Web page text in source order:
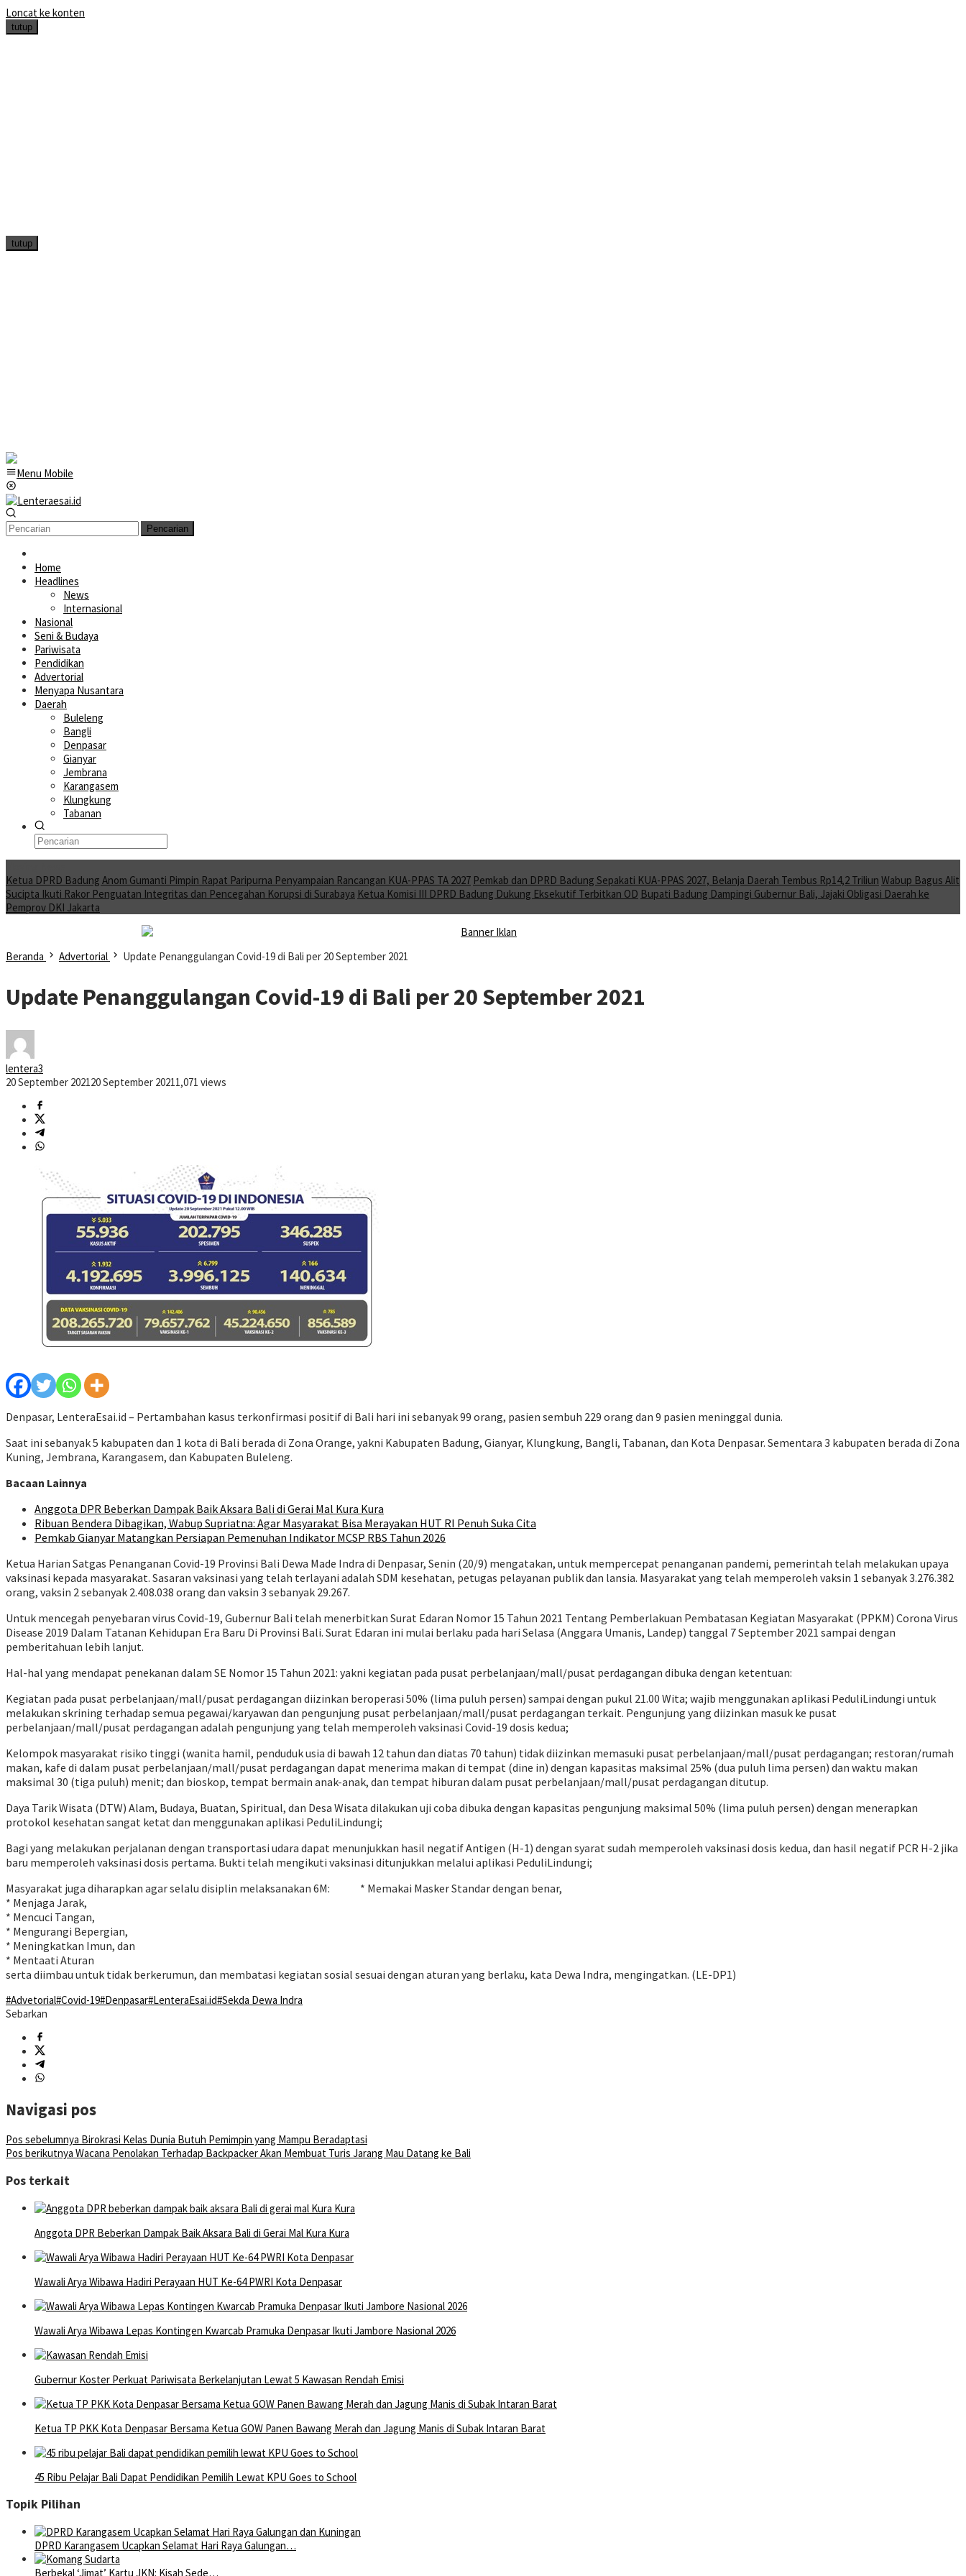
Loncat ke konten
tutup
tutup
Menu Mobile
Pencarian
Home
Headlines
News
Internasional
Nasional
Seni & Budaya
Pariwisata
Pendidikan
Advertorial
Menyapa Nusantara
Daerah
Buleleng
Bangli
Denpasar
Gianyar
Jembrana
Karangasem
Klungkung
Tabanan
Ketua DPRD Badung Anom Gumanti Pimpin Rapat Paripurna Penyampaian Rancangan KUA-PPAS TA 2027 Pemkab dan DPRD Badung Sepakati KUA-PPAS 2027, Belanja Daerah Tembus Rp14,2 Triliun Wabup Bagus Alit
Sucipta Ikuti Rakor Penguatan Integritas dan Pencegahan Korupsi di Surabaya Ketua Komisi III DPRD Badung Dukung Eksekutif Terbitkan OD Bupati Badung Dampingi Gubernur Bali, Jajaki Obligasi Daerah ke
Pemprov DKI Jakarta
Beranda Advertorial Update Penanggulangan Covid-19 di Bali per 20 September 2021
Update Penanggulangan Covid-19 di Bali per 20 September 2021
lentera3
20 September 202120 September 20211,071 views
Denpasar, LenteraEsai.id – Pertambahan kasus terkonfirmasi positif di Bali hari ini sebanyak 99 orang, pasien sembuh 229 orang dan 9 pasien meninggal dunia.
Saat ini sebanyak 5 kabupaten dan 1 kota di Bali berada di Zona Orange, yakni Kabupaten Badung, Gianyar, Klungkung, Bangli, Tabanan, dan Kota Denpasar. Sementara 3 kabupaten berada di Zona
Kuning, Jembrana, Karangasem, dan Kabupaten Buleleng.
Bacaan Lainnya
Anggota DPR Beberkan Dampak Baik Aksara Bali di Gerai Mal Kura Kura
Ribuan Bendera Dibagikan, Wabup Supriatna: Agar Masyarakat Bisa Merayakan HUT RI Penuh Suka Cita
Pemkab Gianyar Matangkan Persiapan Pemenuhan Indikator MCSP RBS Tahun 2026
Ketua Harian Satgas Penanganan Covid-19 Provinsi Bali Dewa Made Indra di Denpasar, Senin (20/9) mengatakan, untuk mempercepat penanganan pandemi, pemerintah telah melakukan upaya
vaksinasi kepada masyarakat. Sasaran vaksinasi yang telah terlayani adalah SDM kesehatan, petugas pelayanan publik dan lansia. Masyarakat yang telah memperoleh vaksin 1 sebanyak 3.276.382
orang, vaksin 2 sebanyak 2.408.038 orang dan vaksin 3 sebanyak 29.267.
Untuk mencegah penyebaran virus Covid-19, Gubernur Bali telah menerbitkan Surat Edaran Nomor 15 Tahun 2021 Tentang Pemberlakuan Pembatasan Kegiatan Masyarakat (PPKM) Corona Virus
Disease 2019 Dalam Tatanan Kehidupan Era Baru Di Provinsi Bali. Surat Edaran ini mulai berlaku pada hari Selasa (Anggara Umanis, Landep) tanggal 7 September 2021 sampai dengan
pemberitahuan lebih lanjut.
Hal-hal yang mendapat penekanan dalam SE Nomor 15 Tahun 2021: yakni kegiatan pada pusat perbelanjaan/mall/pusat perdagangan dibuka dengan ketentuan:
Kegiatan pada pusat perbelanjaan/mall/pusat perdagangan diizinkan beroperasi 50% (lima puluh persen) sampai dengan pukul 21.00 Wita; wajib menggunakan aplikasi PeduliLindungi untuk
melakukan skrining terhadap semua pegawai/karyawan dan pengunjung pusat perbelanjaan/mall/pusat perdagangan terkait. Pengunjung yang diizinkan masuk ke pusat
perbelanjaan/mall/pusat perdagangan adalah pengunjung yang telah memperoleh vaksinasi Covid-19 dosis kedua;
Kelompok masyarakat risiko tinggi (wanita hamil, penduduk usia di bawah 12 tahun dan diatas 70 tahun) tidak diizinkan memasuki pusat perbelanjaan/mall/pusat perdagangan; restoran/rumah
makan, kafe di dalam pusat perbelanjaan/mall/pusat perdagangan dapat menerima makan di tempat (dine in) dengan kapasitas maksimal 25% (dua puluh lima persen) dan waktu makan
maksimal 30 (tiga puluh) menit; dan bioskop, tempat bermain anak-anak, dan tempat hiburan dalam pusat perbelanjaan/mall/pusat perdagangan ditutup.
Daya Tarik Wisata (DTW) Alam, Budaya, Buatan, Spiritual, dan Desa Wisata dilakukan uji coba dibuka dengan kapasitas pengunjung maksimal 50% (lima puluh persen) dengan menerapkan
protokol kesehatan sangat ketat dan menggunakan aplikasi PeduliLindungi;
Bagi yang melakukan perjalanan dengan transportasi udara dapat menunjukkan hasil negatif Antigen (H-1) dengan syarat sudah memperoleh vaksinasi dosis kedua, dan hasil negatif PCR H-2 jika
baru memperoleh vaksinasi dosis pertama. Bukti telah mengikuti vaksinasi ditunjukkan melalui aplikasi PeduliLindungi;
Masyarakat juga diharapkan agar selalu disiplin melaksanakan 6M: * Memakai Masker Standar dengan benar,
* Menjaga Jarak,
* Mencuci Tangan,
* Mengurangi Bepergian,
* Meningkatkan Imun, dan
* Mentaati Aturan
serta diimbau untuk tidak berkerumun, dan membatasi kegiatan sosial sesuai dengan aturan yang berlaku, kata Dewa Indra, mengingatkan. (LE-DP1)
#Advetorial#Covid-19#Denpasar#LenteraEsai.id#Sekda Dewa Indra
Sebarkan
Navigasi pos
Pos sebelumnya Birokrasi Kelas Dunia Butuh Pemimpin yang Mampu Beradaptasi
Pos berikutnya Wacana Penolakan Terhadap Backpacker Akan Membuat Turis Jarang Mau Datang ke Bali
Pos terkait
Anggota DPR Beberkan Dampak Baik Aksara Bali di Gerai Mal Kura Kura
Wawali Arya Wibawa Hadiri Perayaan HUT Ke-64 PWRI Kota Denpasar
Wawali Arya Wibawa Lepas Kontingen Kwarcab Pramuka Denpasar Ikuti Jambore Nasional 2026
Gubernur Koster Perkuat Pariwisata Berkelanjutan Lewat 5 Kawasan Rendah Emisi
Ketua TP PKK Kota Denpasar Bersama Ketua GOW Panen Bawang Merah dan Jagung Manis di Subak Intaran Barat
45 Ribu Pelajar Bali Dapat Pendidikan Pemilih Lewat KPU Goes to School
Topik Pilihan
DPRD Karangasem Ucapkan Selamat Hari Raya Galungan…
Berbekal ‘Jimat’ Kartu JKN: Kisah Sede…